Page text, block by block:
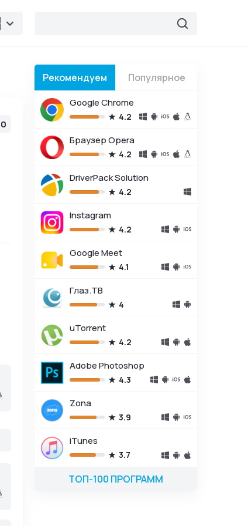
0
Рекомендуем Популярное
Google Chrome
4.2
Браузер Opera
4.2
DriverPack Solution
4.2
Instagram
4.2
Google Meet
4.1
Глаз.ТВ
4
uTorrent
4.2
Adobe Photoshop
4.3
Zona
3.9
iTunes
3.7
ТОП-100 ПРОГРАММ